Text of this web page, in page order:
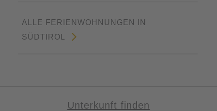
ALLE FERIENWOHNUNGEN IN
SÜDTIROL
Unterkunft finden